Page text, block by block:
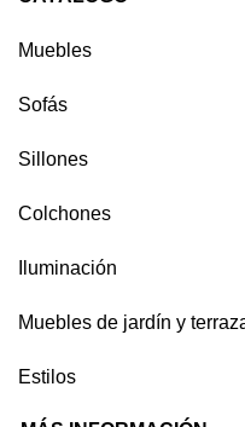
Muebles
Sofás
Sillones
Colchones
Iluminación
Muebles de jardín y
Estilos